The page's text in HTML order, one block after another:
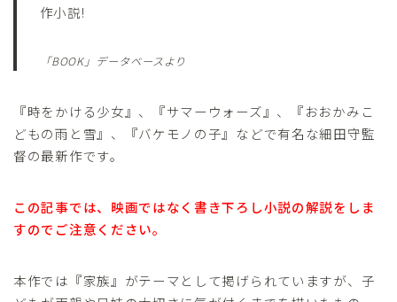
作小説!
「BOOK」データベースより
『時をかける少女』、『サマーウォーズ』、『おおかみこ
どもの雨と雪』、『バケモノの子』などで有名な細田守監
督の最新作です。
この記事では、映画ではなく書き下ろし小説の解説をしま
すのでご注意ください。
本作では『家族』がテーマとして掲げられていますが、子